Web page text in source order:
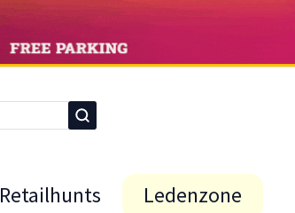
Retailhunts Ledenzone